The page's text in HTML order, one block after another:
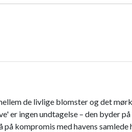
de livlige blomster og det
er ingen undtagelse – den byder
kompromis med havens samlede